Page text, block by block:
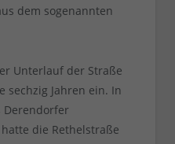
dem sogenannten
Unterlauf der Straße
sechzig Jahren ein. In
Derendorfer
die Rethelstraße